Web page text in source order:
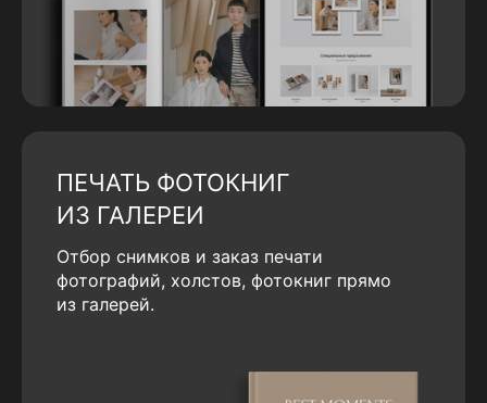
ПЕЧАТЬ ФОТОКНИГ
ИЗ ГАЛЕРЕИ
Отбор снимков и заказ печати
фотографий, холстов, фотокниг прямо
из галерей.